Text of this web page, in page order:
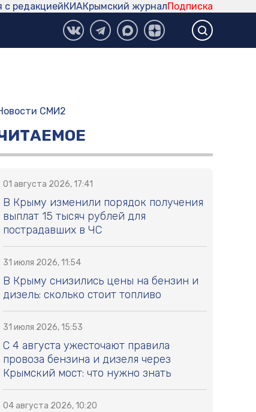
Подписка
Крымский журнал
КИА
с редакцией
СМИ2
01 августа 2026, 17:41
В Крыму изменили порядок получения
выплат 15 тысяч рублей для
пострадавших в ЧС
31 июля 2026, 11:54
В Крыму снизились цены на бензин и
дизель: сколько стоит топливо
31 июля 2026, 15:53
С 4 августа ужесточают правила
провоза бензина и дизеля через
Крымский мост: что нужно знать
04 августа 2026, 10:20